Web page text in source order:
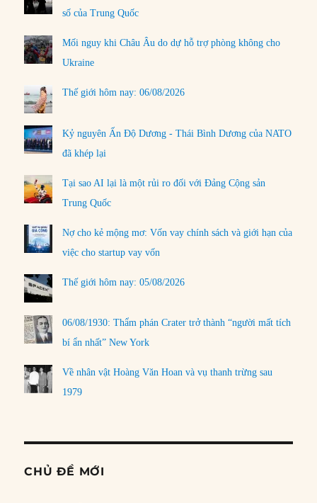
số của Trung Quốc
Mối nguy khi Châu Âu do dự hỗ trợ phòng không cho
Ukraine
Thế giới hôm nay: 06/08/2026
Kỷ nguyên Ấn Độ Dương - Thái Bình Dương của NATO
đã khép lại
Tại sao AI lại là một rủi ro đối với Đảng Cộng sản
Trung Quốc
Nợ cho kẻ mộng mơ: Vốn vay chính sách và giới hạn của
việc cho startup vay vốn
Thế giới hôm nay: 05/08/2026
06/08/1930: Thẩm phán Crater trở thành “người mất tích
bí ẩn nhất” New York
Về nhân vật Hoàng Văn Hoan và vụ thanh trừng sau
1979
CHỦ ĐỀ MỚI